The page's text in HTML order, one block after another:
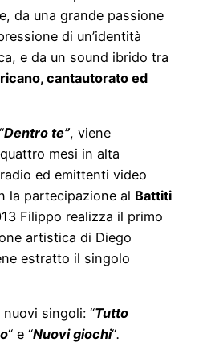
da una grande passione
di un’identità
e da un sound ibrido tra
cantautorato ed
Dentro te”, viene
mesi in alta
ed emittenti video
la partecipazione al Battiti
Filippo realizza il primo
artistica di Diego
estratto il singolo
singoli: “Tutto
“ e “Nuovi giochi“.